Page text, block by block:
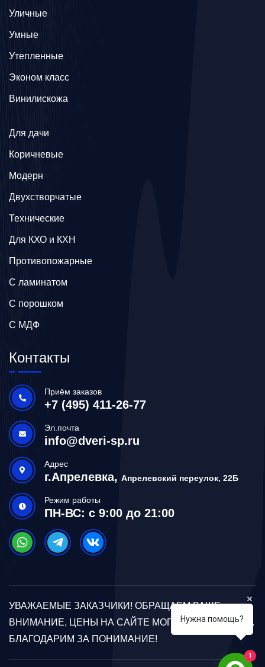
Уличные
Умные
Утепленные
Эконом класс
Винилискожа
Для дачи
Коричневые
Модерн
Двухстворчатые
Технические
Для КХО и КХН
Противопожарные
С ламинатом
С порошком
С МДФ
Контакты
Приём заказов
+7 (495) 411-26-77
Эл.почта
info@dveri-sp.ru
Адрес
г.Апрелевка, Апрелевский переулок, 22Б
Режим работы
ПН-ВС: с 9:00 до 21:00
УВАЖАЕМЫЕ ЗАКАЗЧИКИ! ОБРАЩАЕМ ВАШЕ
ВНИМАНИЕ, ЦЕНЫ НА САЙТЕ МОГУТ ОТЛИЧАТЬСЯ.
БЛАГОДАРИМ ЗА ПОНИМАНИЕ!
Нужна помощь?
1